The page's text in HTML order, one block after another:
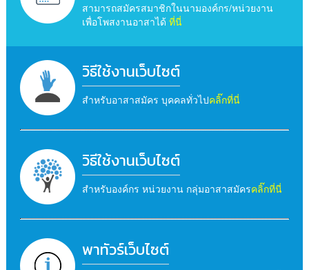
สามารถสมัครสมาชิกในนามองค์กร/หน่วยงาน
เพื่อโพสงานอาสาได้ ที่นี่
วิธีใช้งานเว็บไซต์
สำหรับอาสาสมัคร บุคคลทั่วไปคลิ๊กที่นี่
วิธีใช้งานเว็บไซต์
สำหรับองค์กร หน่วยงาน กลุ่มอาสาสมัครคลิ๊กที่นี่
พาทัวร์เว็บไซต์